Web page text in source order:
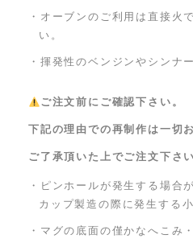
・オーブンのご利用は直接火
い。
・揮発性のベンジンやシンナ
ご注文前にご確認下さい。
下記の理由での再制作は一切
ご了承頂いた上でご注文下さい
・ピンホールが発生する場合
カップ製造の際に発生する
・マグの底面の僅かなへこみ